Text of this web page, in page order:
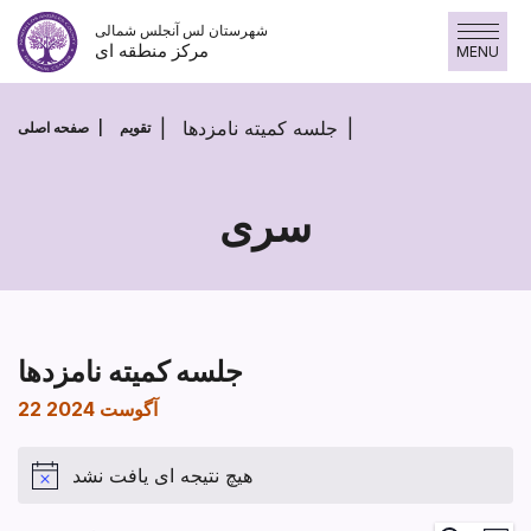
پرش
محتوا
شهرستان لس آنجلس شمالی
مرکز منطقه ای MENU
صفحه اصلی تقویم جلسه کمیته نامزدها
سری
جلسه کمیته نامزدها
22 آگوست 2024
هیچ نتیجه ای یافت نشد